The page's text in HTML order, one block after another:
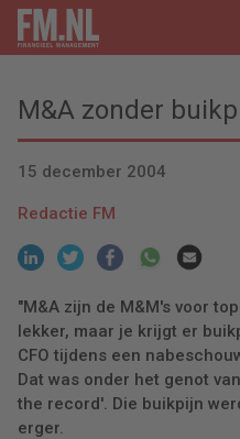
M&A zonder
15 december 2004
Redactie FM
"M&A zijn de M&M's voor
lekker, maar je krijgt er
CFO tijdens een
Dat was onder het genot
the record'. Die buikpijn
erger.